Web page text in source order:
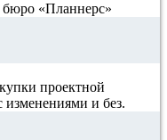
бюро «Планнерс»
проектной
изменениями и без.